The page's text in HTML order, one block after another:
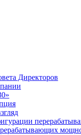
Директоров